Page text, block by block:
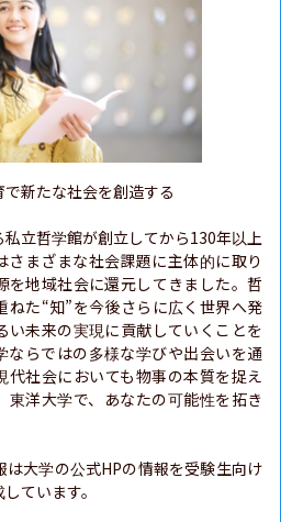
新たな社会を創造する
立哲学館が創立してから130年以上
さまざまな社会課題に主体的に取り
を地域社会に還元してきました。哲
ねた“知”を今後さらに広く世界へ発
い未来の実現に貢献していくことを
ならではの多様な学びや出会いを通
代社会においても物事の本質を捉え
東洋大学で、あなたの可能性を拓き
大学の公式HPの情報を受験生向け
ています。